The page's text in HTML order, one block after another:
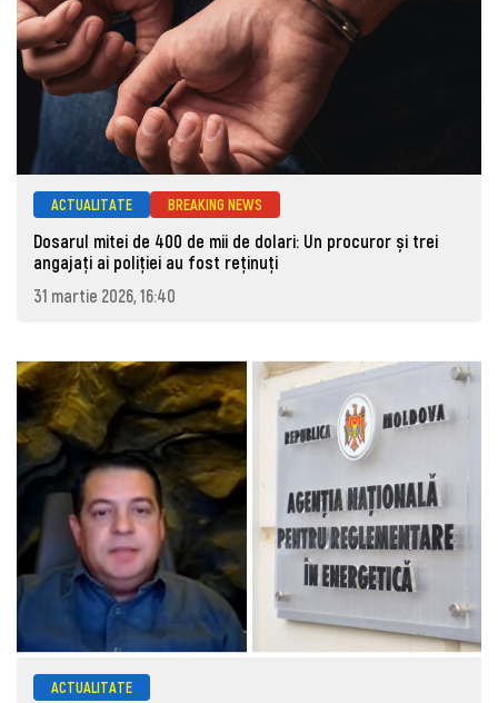
ACTUALITATE BREAKING NEWS
Dosarul mitei de 400 de mii de dolari: Un procuror și trei
angajați ai poliției au fost reținuți
31 martie 2026, 16:40
ACTUALITATE